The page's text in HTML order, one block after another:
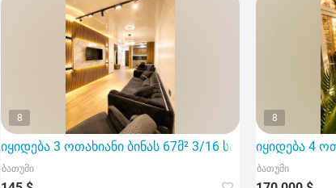
8
იყიდება 3 ოთახიანი ბინას 67მ² 3/16 სართ
ბათუმი
8
იყიდება 4
ბათუმი